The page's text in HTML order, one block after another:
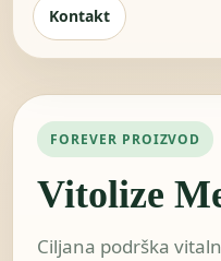
Kontakt
FOREVER PROIZVOD
Vitolize
Ciljana podrška